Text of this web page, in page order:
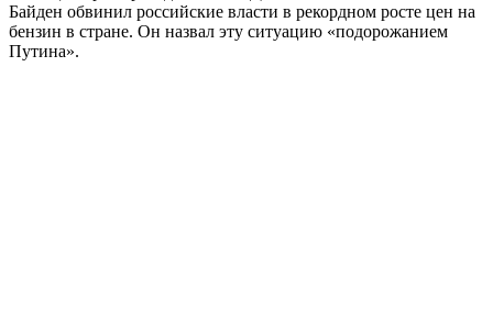
Байден обвинил российские власти в рекордном росте цен на
бензин в стране. Он назвал эту ситуацию «подорожанием
Путина».